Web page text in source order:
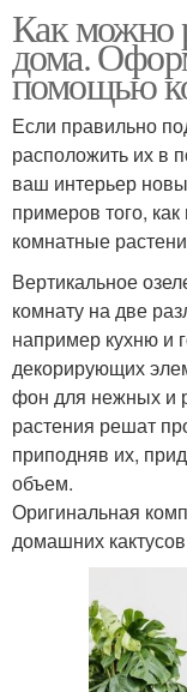
Как можно
дома.
помощью
Если правильно
расположить их в
ваш интерьер
примеров того,
комнатные
Вертикальное
комнату на две
например кухню и
декорирующих
фон для нежных и
растения решат
приподняв их,
объем.
Оригинальная
домашних кактусов